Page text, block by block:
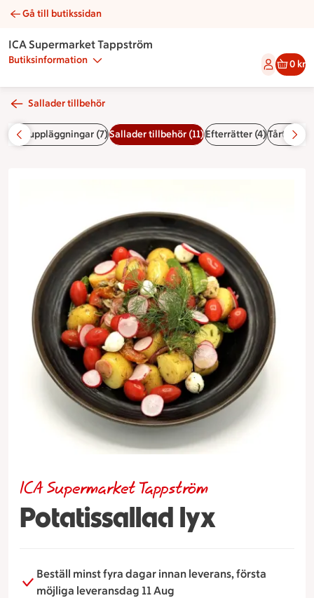
Potatissallad lyx | Catering ICA Supermarket Tappström
Gå till butikssidan
ICA Supermarket Tappström
Butiksinformation 0 kr
Sallader tillbehör
& uppläggningar (7)Sallader tillbehör (11)Efterrätter (4)Tårtor (20)
Potatissallad lyx
ICA Supermarket Tappström
Beställ minst fyra dagar innan leverans, första
möjliga leveransdag 11 Aug